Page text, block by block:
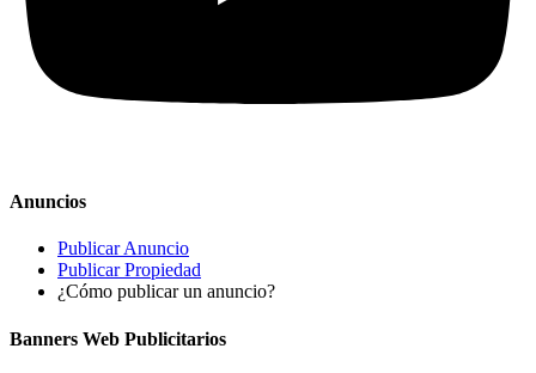
Anuncios
Publicar Anuncio
Publicar Propiedad
¿Cómo publicar un anuncio?
Banners Web Publicitarios